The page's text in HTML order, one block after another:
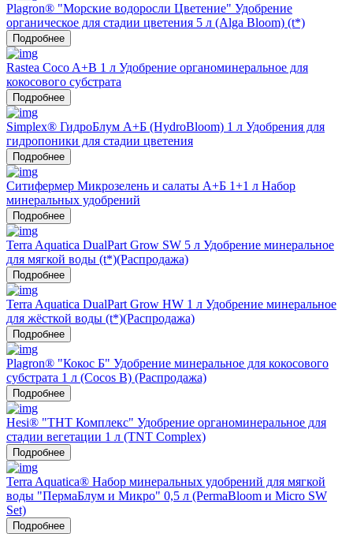
Plagron® "Морские водоросли Цветение" Удобрение
органическое для стадии цветения 5 л (Alga Bloom) (t*)
Подробнее
Rastea Coco A+B 1 л Удобрение органоминеральное для
кокосового субстрата
Подробнее
Simplex® ГидроБлум А+Б (HydroBloom) 1 л Удобрения для
гидропоники для стадии цветения
Подробнее
Ситифермер Микрозелень и салаты А+Б 1+1 л Набор
минеральных удобрений
Подробнее
Terra Aquatica DualPart Grow SW 5 л Удобрение минеральное
для мягкой воды (t*)(Распродажа)
Подробнее
Terra Aquatica DualPart Grow HW 1 л Удобрение минеральное
для жёсткой воды (t*)(Распродажа)
Подробнее
Plagron® "Кокос Б" Удобрение минеральное для кокосового
субстрата 1 л (Cocos B) (Распродажа)
Подробнее
Hesi® "ТНТ Комплекс" Удобрение органоминеральное для
стадии вегетации 1 л (TNT Complex)
Подробнее
Terra Aquatica® Набор минеральных удобрений для мягкой
воды "ПермаБлум и Микро" 0,5 л (PermaBloom и Micro SW
Set)
Подробнее